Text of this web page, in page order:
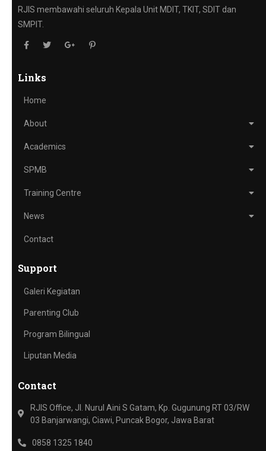
RJIS membawahi seluruh Kepala Unit MDIT, TKIT, SDIT dan
SMPIT.
Links
Home
About
Academics
SPMB
Training Centre
News
Contact
Support
Galeri Kegiatan
Parenting Club
Program Bilingual
Liputan Media
Contact
RJIS Office, Jl. Nurul Aini S Gatam, Kp. Gugunung RT 03/RW
03 Banjarwangi, Ciawi, Puncak Bogor, Jawa Barat
0858 1325 1840